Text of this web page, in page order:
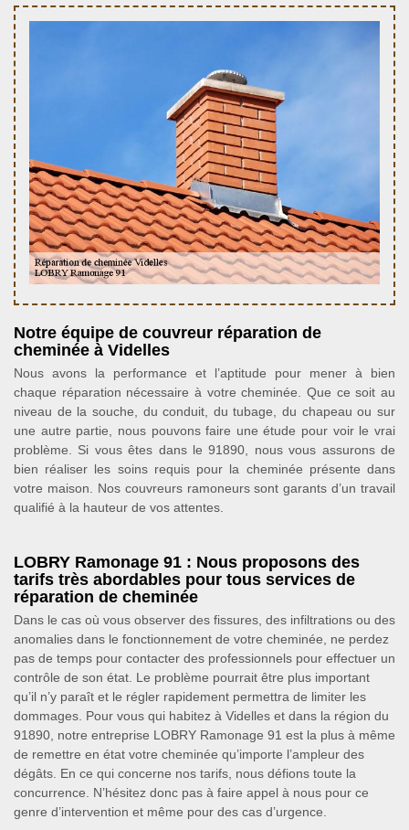
Notre équipe de couvreur réparation de
cheminée à Videlles
Nous avons la performance et l’aptitude pour mener à bien
chaque réparation nécessaire à votre cheminée. Que ce soit au
niveau de la souche, du conduit, du tubage, du chapeau ou sur
une autre partie, nous pouvons faire une étude pour voir le vrai
problème. Si vous êtes dans le 91890, nous vous assurons de
bien réaliser les soins requis pour la cheminée présente dans
votre maison. Nos couvreurs ramoneurs sont garants d’un travail
qualifié à la hauteur de vos attentes.
LOBRY Ramonage 91 : Nous proposons des
tarifs très abordables pour tous services de
réparation de cheminée
Dans le cas où vous observer des fissures, des infiltrations ou des
anomalies dans le fonctionnement de votre cheminée, ne perdez
pas de temps pour contacter des professionnels pour effectuer un
contrôle de son état. Le problème pourrait être plus important
qu’il n’y paraît et le régler rapidement permettra de limiter les
dommages. Pour vous qui habitez à Videlles et dans la région du
91890, notre entreprise LOBRY Ramonage 91 est la plus à même
de remettre en état votre cheminée qu’importe l’ampleur des
dégâts. En ce qui concerne nos tarifs, nous défions toute la
concurrence. N’hésitez donc pas à faire appel à nous pour ce
genre d’intervention et même pour des cas d’urgence.